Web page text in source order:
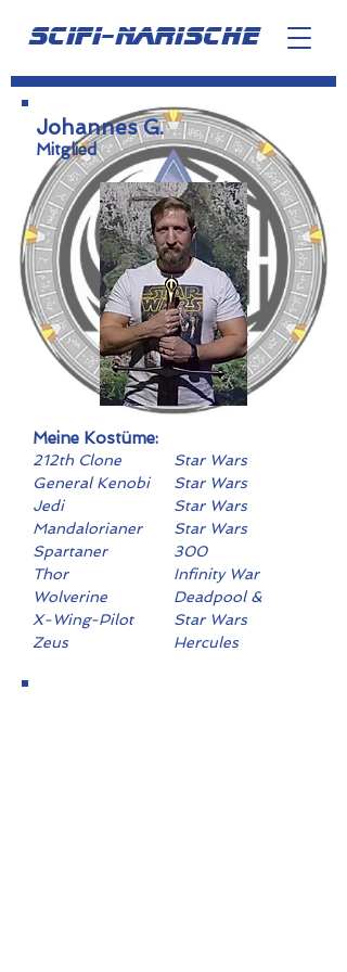
scifi-narische
Johannes G.
Mitglied
Meine Kostüme:
212th Clone
Trooper
Star Wars
General Kenobi
Star Wars
Jedi
Star Wars
Mandalorianer
(Ehrenwache)
Star Wars
Spartaner
300
Thor
Infinity War
Wolverine
Deadpool &
Wolverine
X-Wing-Pilot
Star Wars
Zeus
Hercules